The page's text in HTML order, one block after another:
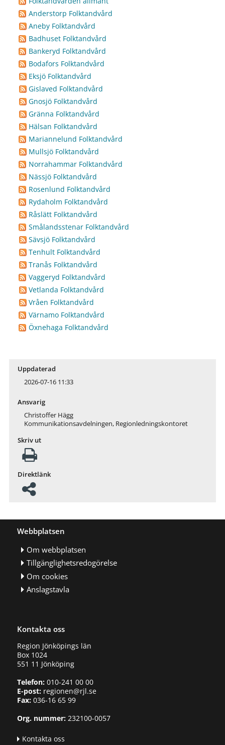
Anderstorp Folktandvård
Aneby Folktandvård
Badhuset Folktandvård
Bankeryd Folktandvård
Bodafors Folktandvård
Eksjö Folktandvård
Gislaved Folktandvård
Gnosjö Folktandvård
Gränna Folktandvård
Hälsan Folktandvård
Mariannelund Folktandvård
Mullsjö Folktandvård
Norrahammar Folktandvård
Nässjö Folktandvård
Rosenlund Folktandvård
Rydaholm Folktandvård
Råslätt Folktandvård
Smålandsstenar Folktandvård
Sävsjö Folktandvård
Tenhult Folktandvård
Tranås Folktandvård
Vaggeryd Folktandvård
Vetlanda Folktandvård
Vråen Folktandvård
Värnamo Folktandvård
Öxnehaga Folktandvård
Uppdaterad
2026-07-16 11:33
Ansvarig
Christoffer Hägg
Kommunikationsavdelningen, Regionledningskontoret
Skriv ut
Direktlänk
Webbplatsen
Om webbplatsen
Tillgänglighetsredogörelse
Om cookies
Anslagstavla
Kontakta oss
Region Jönköpings län
Box 1024
551 11 Jönköping
Telefon:010-241 00 00
E-post:regionen@rjl.se
Fax: 036-16 65 99
Org. nummer:232100-0057
Kontakta oss